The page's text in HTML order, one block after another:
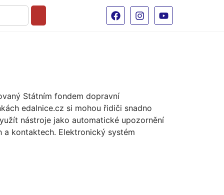
Státním fondem dopravní
edalnice.cz si mohou řidiči snadno
nástroje jako automatické upozornění
kontaktech. Elektronický systém